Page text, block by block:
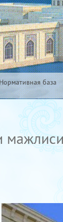
Нормативная база